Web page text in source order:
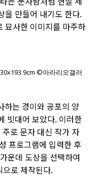
을 만들어 내기도 한다.
묘사한 이미지를 마주하
©아라리오갤러
하는 경이와 공포의 양
빗대어 보았다. 이러한
주로 문자 대신 작가 자
프로그램에 입력한 후
운데 도상을 선택하여
로 제작된다.